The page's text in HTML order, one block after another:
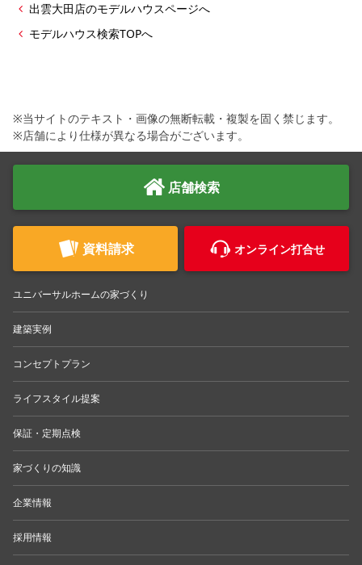
出雲大田店のモデルハウスページへ
モデルハウス検索TOPへ
※当サイトのテキスト・画像の無断転載・複製を固く禁じます。
※店舗により仕様が異なる場合がございます。
店舗検索
資料請求 オンライン打合せ
ユニバーサルホームの家づくり
建築実例
コンセプトプラン
ライフスタイル提案
保証・定期点検
家づくりの知識
企業情報
採用情報